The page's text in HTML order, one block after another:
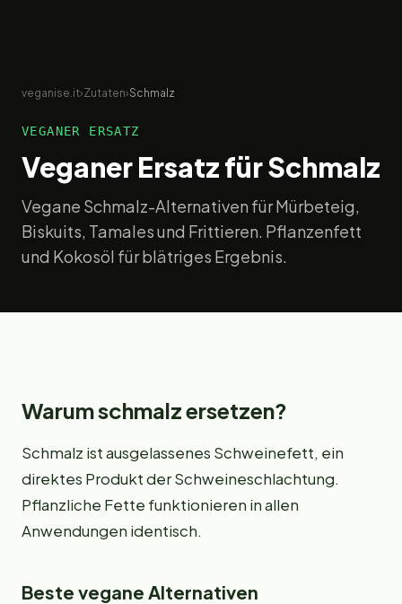
veganise.it›Zutaten›Schmalz
VEGANER ERSATZ
Veganer Ersatz fürSchmalz
Vegane Schmalz-Alternativen für Mürbeteig,
Biskuits, Tamales und Frittieren. Pflanzenfett
und Kokosöl für blätriges Ergebnis.
Warumschmalzersetzen?
Schmalz ist ausgelassenes Schweinefett, ein
direktes Produkt der Schweineschlachtung.
Pflanzliche Fette funktionieren in allen
Anwendungen identisch.
Beste vegane Alternativen